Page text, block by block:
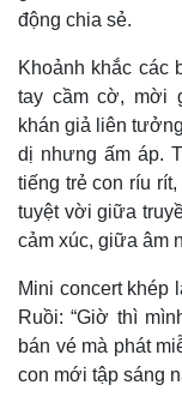
động chia sẻ.
Khoảnh khắc các
tay cầm cờ, mời
khán giả liên
dị nhưng ấm áp.
tiếng trẻ con ríu
tuyệt vời giữa
cảm xúc, giữa âm
Mini concert khép
Ruồi: “Giờ thì
bán vé mà phát
con mới tập sáng